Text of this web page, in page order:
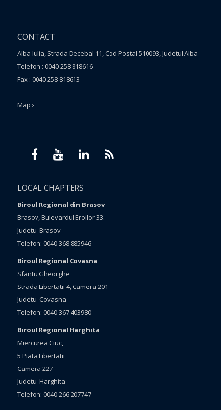
CONTACT
Alba Iulia, Strada Decebal 11, Cod Postal 510093, Judetul Alba
Telefon : 0040 258 818616
Fax : 0040 258 818613
Map ›
LOCAL CHAPTERS
Biroul Regional din Brasov
Brasov, Bulevardul Eroilor 33.
Judetul Brasov
Telefon: 0040 368 885946
Biroul Regional Covasna
Sfantu Gheorghe
Strada Libertatii 4, Camera 201
Judetul Covasna
Telefon: 0040 367 403980
Biroul Regional Harghita
Miercurea Ciuc,
5 Piata Libertatii
Camera 227
Judetul Harghita
Telefon: 0040 266 207747